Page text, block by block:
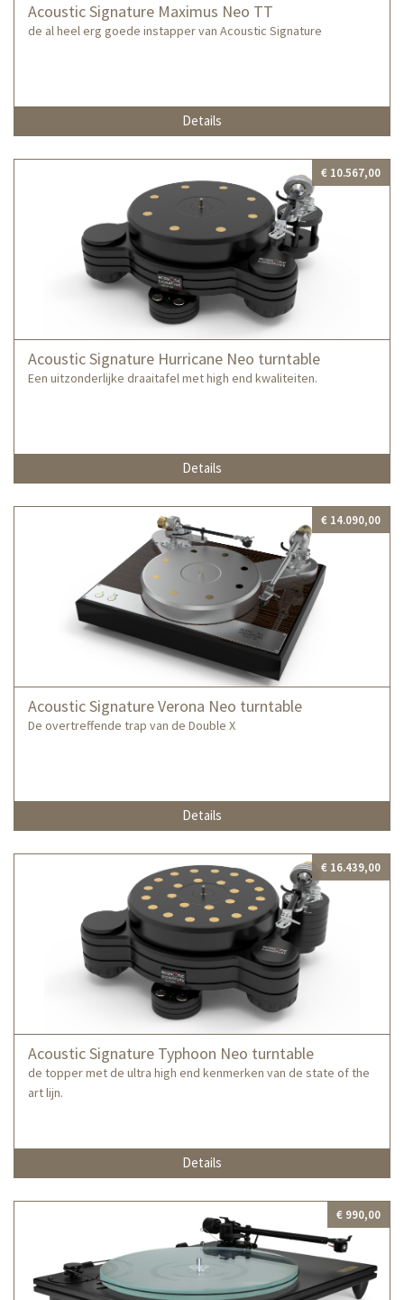
Acoustic Signature Maximus Neo TT
de al heel erg goede instapper van Acoustic Signature
Details
Acoustic Signature Hurricane Neo turntable
Een uitzonderlijke draaitafel met high end kwaliteiten.
€ 10.567,00
Details
Acoustic Signature Verona Neo turntable
De overtreffende trap van de Double X
€ 14.090,00
Details
Acoustic Signature Typhoon Neo turntable
de topper met de ultra high end kenmerken van de state of the
art lijn.
€ 16.439,00
Details
€ 990,00